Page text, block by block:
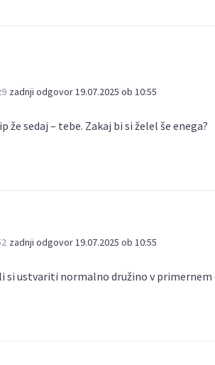
zadnji odgovor 19.07.2025 ob 10:55
že sedaj – tebe. Zakaj bi si želel še enega?
zadnji odgovor 19.07.2025 ob 10:55
si ustvariti normalno družino v primernem